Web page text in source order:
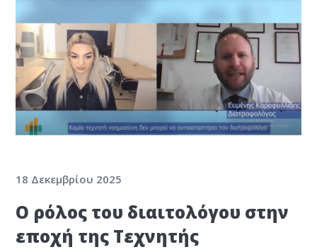
18 Δεκεμβρίου 2025
Ο ρόλος του διαιτολόγου στην
εποχή της Τεχνητής